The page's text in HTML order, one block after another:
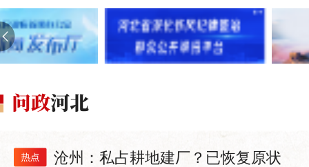
沧州：私占耕地建厂？已恢复原状